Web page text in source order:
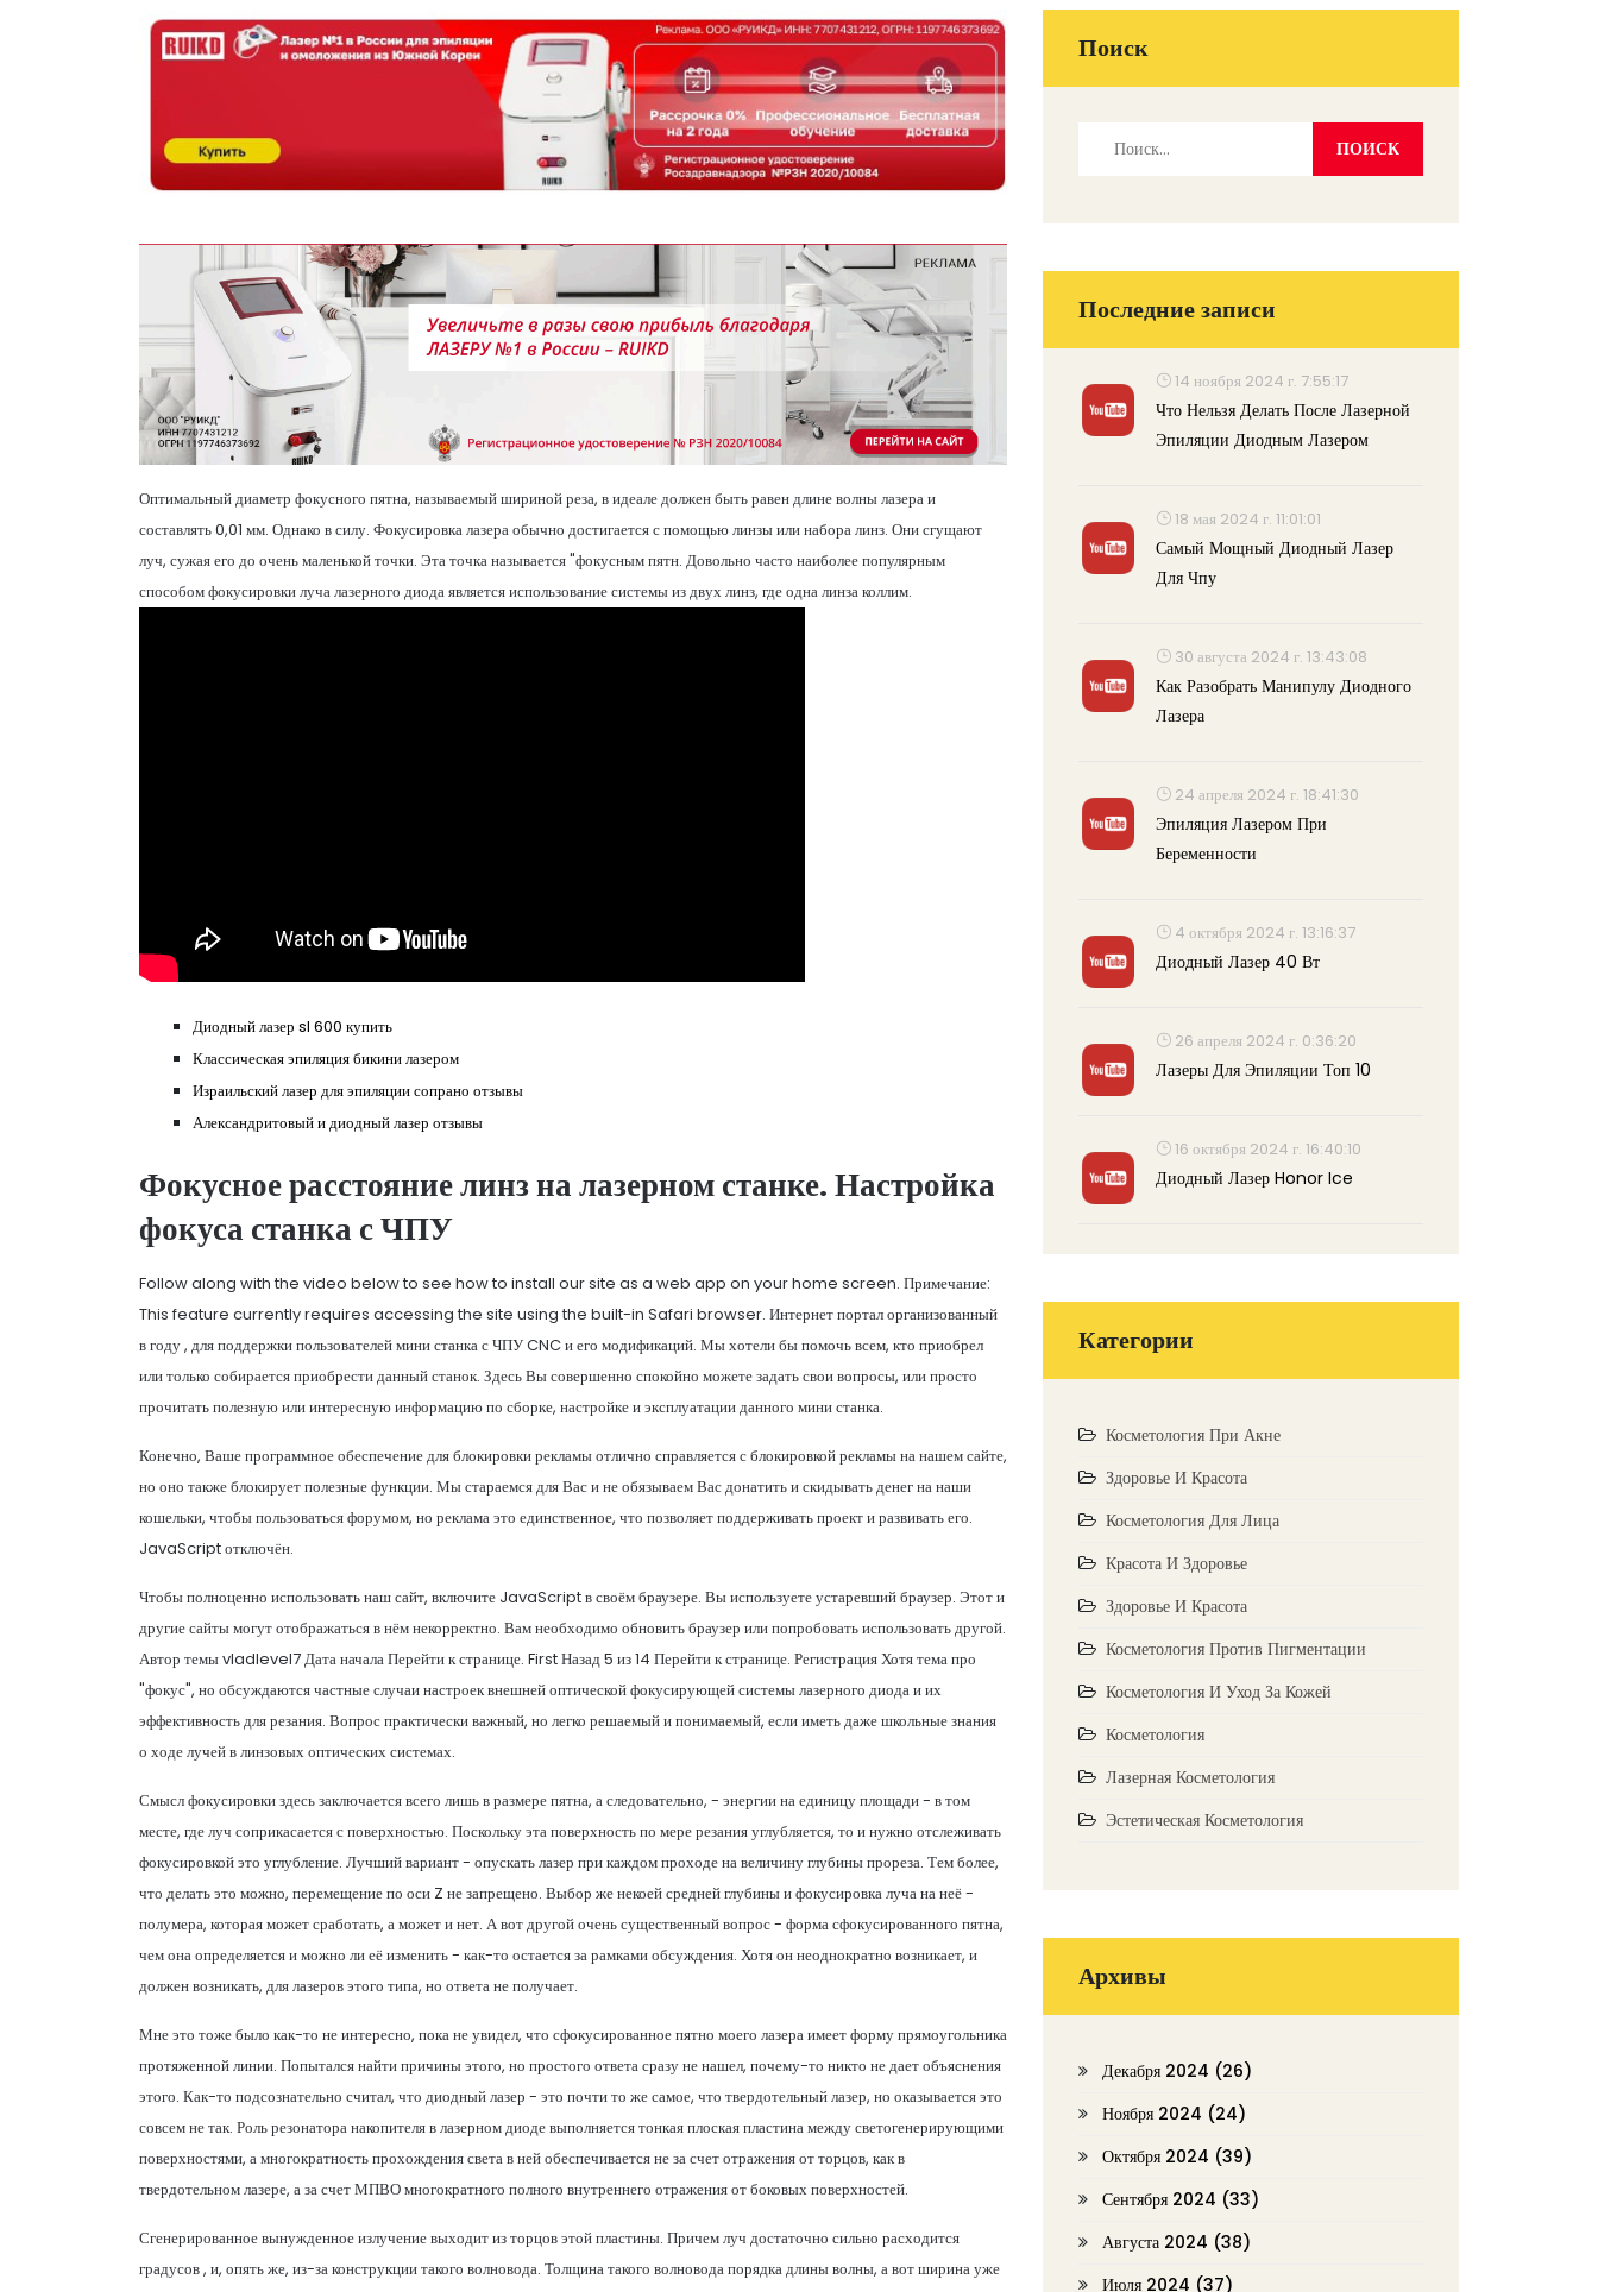
Оптимальный диаметр фокусного пятна, называемый шириной реза, в идеале должен быть равен длине волны лазера и
составлять 0,01 мм. Однако в силу. Фокусировка лазера обычно достигается с помощью линзы или набора линз. Они сгущают
луч, сужая его до очень маленькой точки. Эта точка называется "фокусным пятн. Довольно часто наиболее популярным
способом фокусировки луча лазерного диода является использование системы из двух линз, где одна линза коллим.
Диодный лазер sl 600 купить
Классическая эпиляция бикини лазером
Израильский лазер для эпиляции сопрано отзывы
Александритовый и диодный лазер отзывы
Фокусное расстояние линз на лазерном станке. Настройка
фокуса станка с ЧПУ
Follow along with the video below to see how to install our site as a web app on your home screen. Примечание:
This feature currently requires accessing the site using the built-in Safari browser. Интернет портал организованный
в году , для поддержки пользователей мини станка с ЧПУ CNC и его модификаций. Мы хотели бы помочь всем, кто приобрел
или только собирается приобрести данный станок. Здесь Вы совершенно спокойно можете задать свои вопросы, или просто
прочитать полезную или интересную информацию по сборке, настройке и эксплуатации данного мини станка.
Конечно, Ваше программное обеспечение для блокировки рекламы отлично справляется с блокировкой рекламы на нашем сайте,
но оно также блокирует полезные функции. Мы стараемся для Вас и не обязываем Вас донатить и скидывать денег на наши
кошельки, чтобы пользоваться форумом, но реклама это единственное, что позволяет поддерживать проект и развивать его.
JavaScript отключён.
Чтобы полноценно использовать наш сайт, включите JavaScript в своём браузере. Вы используете устаревший браузер. Этот и
другие сайты могут отображаться в нём некорректно. Вам необходимо обновить браузер или попробовать использовать другой.
Автор темы vladlevel7 Дата начала Перейти к странице. First Назад 5 из 14 Перейти к странице. Регистрация Хотя тема про
"фокус", но обсуждаются частные случаи настроек внешней оптической фокусирующей системы лазерного диода и их
эффективность для резания. Вопрос практически важный, но легко решаемый и понимаемый, если иметь даже школьные знания
о ходе лучей в линзовых оптических системах.
Смысл фокусировки здесь заключается всего лишь в размере пятна, а следовательно, - энергии на единицу площади - в том
месте, где луч соприкасается с поверхностью. Поскольку эта поверхность по мере резания углубляется, то и нужно отслеживать
фокусировкой это углубление. Лучший вариант - опускать лазер при каждом проходе на величину глубины прореза. Тем более,
что делать это можно, перемещение по оси Z не запрещено. Выбор же некоей средней глубины и фокусировка луча на неё -
полумера, которая может сработать, а может и нет. А вот другой очень существенный вопрос - форма сфокусированного пятна,
чем она определяется и можно ли её изменить - как-то остается за рамками обсуждения. Хотя он неоднократно возникает, и
должен возникать, для лазеров этого типа, но ответа не получает.
Мне это тоже было как-то не интересно, пока не увидел, что сфокусированное пятно моего лазера имеет форму прямоугольника
протяженной линии. Попытался найти причины этого, но простого ответа сразу не нашел, почему-то никто не дает объяснения
этого. Как-то подсознательно считал, что диодный лазер - это почти то же самое, что твердотельный лазер, но оказывается это
совсем не так. Роль резонатора накопителя в лазерном диоде выполняется тонкая плоская пластина между светогенерирующими
поверхностями, а многократность прохождения света в ней обеспечивается не за счет отражения от торцов, как в
твердотельном лазере, а за счет МПВО многократного полного внутреннего отражения от боковых поверхностей.
Сгенерированное вынужденное излучение выходит из торцов этой пластины. Причем луч достаточно сильно расходится
градусов , и, опять же, из-за конструкции такого волновода. Толщина такого волновода порядка длины волны, а вот ширина уже
Поиск
Последние записи
14 ноября 2024 г. 7:55:17
Что Нельзя Делать После Лазерной
Эпиляции Диодным Лазером
18 мая 2024 г. 11:01:01
Самый Мощный Диодный Лазер
Для Чпу
30 августа 2024 г. 13:43:08
Как Разобрать Манипулу Диодного
Лазера
24 апреля 2024 г. 18:41:30
Эпиляция Лазером При
Беременности
4 октября 2024 г. 13:16:37
Диодный Лазер 40 Вт
26 апреля 2024 г. 0:36:20
Лазеры Для Эпиляции Топ 10
16 октября 2024 г. 16:40:10
Диодный Лазер Honor Ice
Категории
Косметология При Акне
Здоровье И Красота
Косметология Для Лица
Красота И Здоровье
Здоровье И Красота
Косметология Против Пигментации
Косметология И Уход За Кожей
Косметология
Лазерная Косметология
Эстетическая Косметология
Архивы
Декабря 2024 (26)
Ноября 2024 (24)
Октября 2024 (39)
Сентября 2024 (33)
Августа 2024 (38)
Июля 2024 (37)